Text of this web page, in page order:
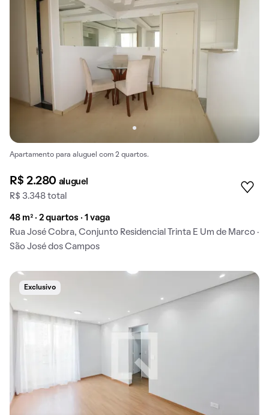
Apartamento para aluguel com 2 quartos.
R$ 2.280 aluguel
R$ 3.348 total
48 m² · 2 quartos · 1 vaga
Rua José Cobra, Conjunto Residencial Trinta E Um de Marco ·
São José dos Campos
Exclusivo